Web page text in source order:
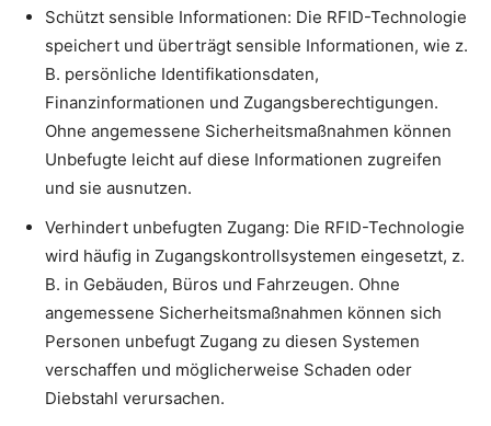
Schützt sensible Informationen: Die RFID-Technologie
speichert und überträgt sensible Informationen, wie z.
B. persönliche Identifikationsdaten,
Finanzinformationen und Zugangsberechtigungen.
Ohne angemessene Sicherheitsmaßnahmen können
Unbefugte leicht auf diese Informationen zugreifen
und sie ausnutzen.
Verhindert unbefugten Zugang: Die RFID-Technologie
wird häufig in Zugangskontrollsystemen eingesetzt, z.
B. in Gebäuden, Büros und Fahrzeugen. Ohne
angemessene Sicherheitsmaßnahmen können sich
Personen unbefugt Zugang zu diesen Systemen
verschaffen und möglicherweise Schaden oder
Diebstahl verursachen.